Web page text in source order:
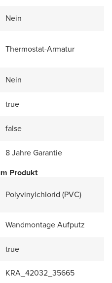
Nein
Thermostat-Armatur
Nein
true
false
8 Jahre Garantie
Produkt
Polyvinylchlorid (PVC)
Wandmontage Aufputz
true
KRA_42032_35665